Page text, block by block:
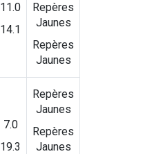
11.0
14.1
Repères
Jaunes
Repères
Jaunes
7.0
19.3
Repères
Jaunes
Repères
Jaunes